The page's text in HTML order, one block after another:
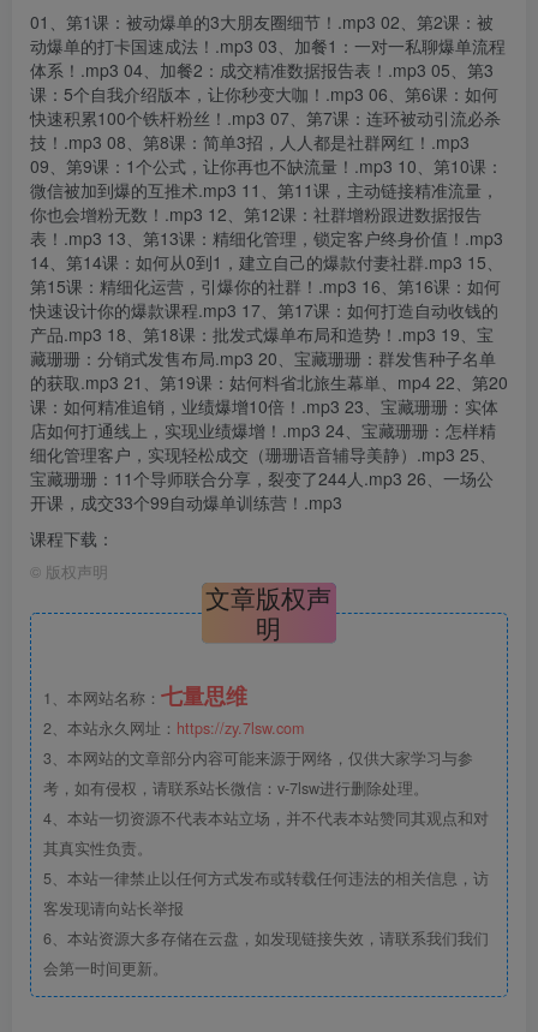
01、第1课：被动爆单的3大朋友圈细节！.mp3 02、第2课：被
动爆单的打卡国速成法！.mp3 03、加餐1：一对一私聊爆单流程
体系！.mp3 04、加餐2：成交精准数据报告表！.mp3 05、第3
课：5个自我介绍版本，让你秒变大咖！.mp3 06、第6课：如何
快速积累100个铁杆粉丝！.mp3 07、第7课：连环被动引流必杀
技！.mp3 08、第8课：简单3招，人人都是社群网红！.mp3
09、第9课：1个公式，让你再也不缺流量！.mp3 10、第10课：
微信被加到爆的互推术.mp3 11、第11课，主动链接精准流量，
你也会增粉无数！.mp3 12、第12课：社群增粉跟进数据报告
表！.mp3 13、第13课：精细化管理，锁定客户终身价值！.mp3
14、第14课：如何从0到1，建立自己的爆款付妻社群.mp3 15、
第15课：精细化运营，引爆你的社群！.mp3 16、第16课：如何
快速设计你的爆款课程.mp3 17、第17课：如何打造自动收钱的
产品.mp3 18、第18课：批发式爆单布局和造势！.mp3 19、宝
藏珊珊：分销式发售布局.mp3 20、宝藏珊珊：群发售种子名单
的获取.mp3 21、第19课：姑何料省北旅生幕単、mp4 22、第20
课：如何精准追销，业绩爆增10倍！.mp3 23、宝藏珊珊：实体
店如何打通线上，实现业绩爆增！.mp3 24、宝藏珊珊：怎样精
细化管理客户，实现轻松成交（珊珊语音辅导美静）.mp3 25、
宝藏珊珊：11个导师联合分享，裂变了244人.mp3 26、一场公
开课，成交33个99自动爆单训练营！.mp3
课程下载：
© 版权声明
文章版权声
明
1、本网站名称： 七量思维
2、本站永久网址： https://zy.7lsw.com
3、本网站的文章部分内容可能来源于网络，仅供大家学习与参
考，如有侵权，请联系站长微信：v-7lsw进行删除处理。
4、本站一切资源不代表本站立场，并不代表本站赞同其观点和对
其真实性负责。
5、本站一律禁止以任何方式发布或转载任何违法的相关信息，访
客发现请向站长举报
6、本站资源大多存储在云盘，如发现链接失效，请联系我们我们
会第一时间更新。